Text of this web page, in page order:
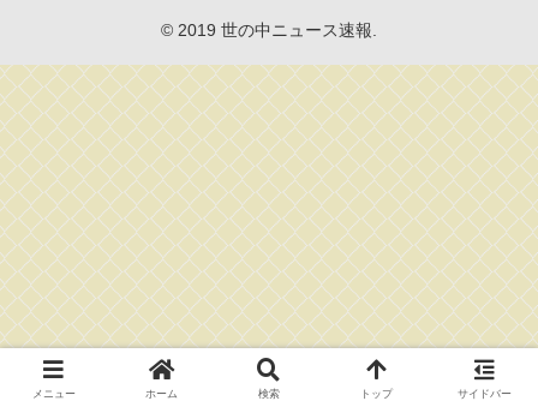
© 2019 世の中ニュース速報.
メニュー ホーム 検索 トップ サイドバー